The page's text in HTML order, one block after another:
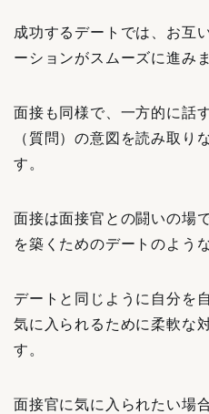
成功するデートでは、お互
ーションがスムーズに進みま
面接も同様で、一方的に話
（質問）の意図を読み取り
す。
面接は面接官との闘いの場
を築くためのデートのよう
デートと同じように自分を
気に入られるために柔軟な
す。
面接官に気に入られたい場